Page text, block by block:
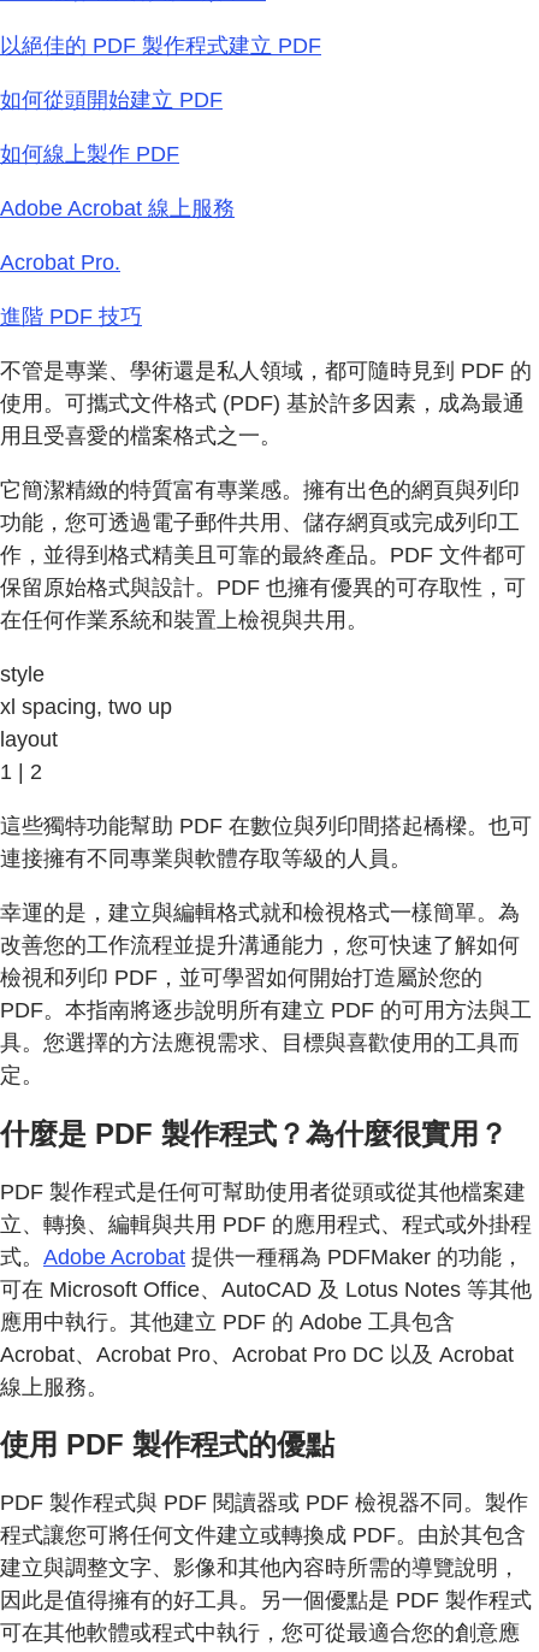
以絕佳的 PDF 製作程式建立 PDF
如何從頭開始建立 PDF
如何線上製作 PDF
Adobe Acrobat 線上服務
Acrobat Pro.
進階 PDF 技巧
不管是專業、學術還是私人領域，都可隨時見到 PDF 的
使用。可攜式文件格式 (PDF) 基於許多因素，成為最通
用且受喜愛的檔案格式之一。
它簡潔精緻的特質富有專業感。擁有出色的網頁與列印
功能，您可透過電子郵件共用、儲存網頁或完成列印工
作，並得到格式精美且可靠的最終產品。PDF 文件都可
保留原始格式與設計。PDF 也擁有優異的可存取性，可
在任何作業系統和裝置上檢視與共用。
style
xl spacing, two up
layout
1 | 2
這些獨特功能幫助 PDF 在數位與列印間搭起橋樑。也可
連接擁有不同專業與軟體存取等級的人員。
幸運的是，建立與編輯格式就和檢視格式一樣簡單。為
改善您的工作流程並提升溝通能力，您可快速了解如何
檢視和列印 PDF，並可學習如何開始打造屬於您的
PDF。本指南將逐步說明所有建立 PDF 的可用方法與工
具。您選擇的方法應視需求、目標與喜歡使用的工具而
定。
什麼是 PDF 製作程式？為什麼很實用？
PDF 製作程式是任何可幫助使用者從頭或從其他檔案建
立、轉換、編輯與共用 PDF 的應用程式、程式或外掛程
式。 Adobe Acrobat 提供一種稱為 PDFMaker 的功能，
可在 Microsoft Office、AutoCAD 及 Lotus Notes 等其他
應用中執行。其他建立 PDF 的 Adobe 工具包含
Acrobat、Acrobat Pro、Acrobat Pro DC 以及 Acrobat
線上服務。
使用 PDF 製作程式的優點
PDF 製作程式與 PDF 閱讀器或 PDF 檢視器不同。製作
程式讓您可將任何文件建立或轉換成 PDF。由於其包含
建立與調整文字、影像和其他內容時所需的導覽說明，
因此是值得擁有的好工具。另一個優點是 PDF 製作程式
可在其他軟體或程式中執行，您可從最適合您的創意應